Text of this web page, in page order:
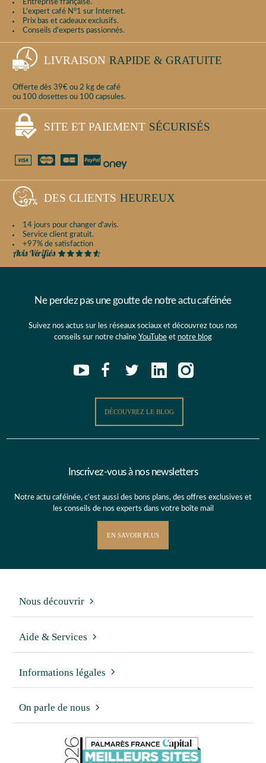
Entreprise française.
L'expert café N°1 sur Internet.
Prix bas et cadeaux exclusifs.
Conseils d'experts passionnés.
LIVRAISON RAPIDE & GRATUITE
Offerte dès 39€ ou 2 kg de café
ou 100 dosettes ou 100 capsules.
SITE ET PAIEMENT SÉCURISÉS
DES CLIENTS HEUREUX
14 jours pour changer d'avis.
Service client gratuit.
+97% de satisfaction
Ne perdez pas une goutte de notre actu caféinée
Suivez nos actus sur les réseaux sociaux et découvrez tous nos
conseils sur notre chaîne YouTube et notre blog
DÉCOUVREZ LE BLOG
Inscrivez-vous à nos newsletters
Notre actu caféinée, c’est aussi des bons plans, des offres exclusives et
les conseils de nos experts dans votre boîte mail
EN SAVOIR PLUS
Nous découvrir
Aide & Services
Informations légales
On parle de nous